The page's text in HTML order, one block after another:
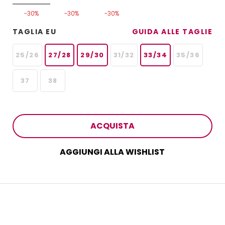
-30% -30% -30%
TAGLIA EU GUIDA ALLE TAGLIE
25/26 27/28 29/30 31/32 33/34 35/36
37 38
ACQUISTA
AGGIUNGI ALLA WISHLIST